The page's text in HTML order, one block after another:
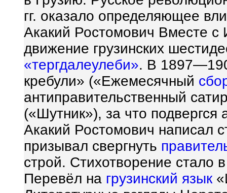
гг. оказало определяющее
Акакий Ростомович Вместе с
движение грузинских
«тергдалеулеби». В
кребули» («Ежемесячный
антиправительственный
(«Шутник»), за что
Акакий Ростомович написал
призывал свергнуть
строй. Стихотворение стало
Перевёл на грузинский язык